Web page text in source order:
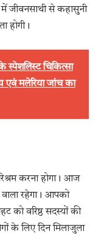
में जीवनसाथी से कहासुनी
होगी।
स्पेशलिस्ट चिकित्सा
एवं मलेरिया जांच का
करना होगा। आज
रहेगा। आपको
को वरिष्ठ सदस्यों की
के लिए दिन मिलाजुला